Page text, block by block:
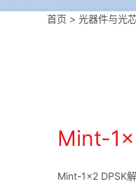
首页 >光器件与光
Mint-
Mint-1x2 DPSK